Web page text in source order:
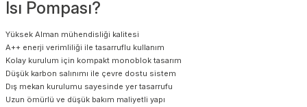
Isı Pompası?
Yüksek Alman mühendisliği kalitesi
A++ enerji verimliliği ile tasarruflu kullanım
Kolay kurulum için kompakt monoblok tasarım
Düşük karbon salınımı ile çevre dostu sistem
Dış mekan kurulumu sayesinde yer tasarrufu
Uzun ömürlü ve düşük bakım maliyetli yapı